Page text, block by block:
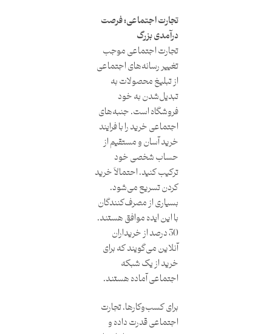
تجارت اجتماعی؛ فرصت
درآمدی بزرگ
تجارت اجتماعی موجب
تغییر رسانه‌های اجتماعی
از تبلیغ محصولات به
تبدیل‌شدن به خود
فروشگاه است. جنبه‌های
اجتماعی خرید را با فرایند
خرید آسان و مستقیم از
حساب شخصی خود
ترکیب کنید، احتمالاً خرید
کردن تسریع می‌شود.
بسیاری از مصرف‌کنندگان
با این ایده موافق هستند.
30 درصد از خریداران
آنلاین می‌گویند که برای
خرید از یک شبکه
اجتماعی آماده هستند.
برای کسب‌وکارها، تجارت
اجتماعی قدرت داده و